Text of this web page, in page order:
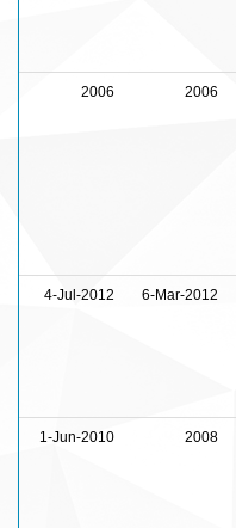
2006 2006
4-Jul-2012 6-Mar-2012
1-Jun-2010 2008